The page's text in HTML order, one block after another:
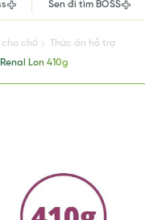
Sen đi tìm BOSS
cho chó
Thức ăn hỗ trợ
Lon 410g